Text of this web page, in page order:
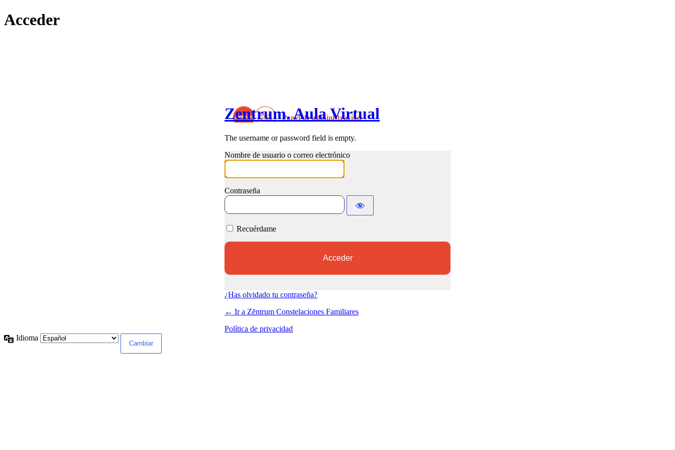
Acceder
Zentrum. Aula Virtual
The username or password field is empty.
Nombre de usuario o correo electrónico
Contraseña
Recuérdame
¿Has olvidado tu contraseña?
← Ir a Zēntrum Constelaciones Familiares
Política de privacidad
Idioma